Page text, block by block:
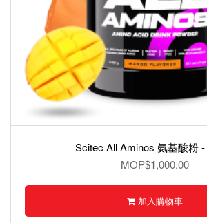
Aminos 氨基酸粉 - 340克